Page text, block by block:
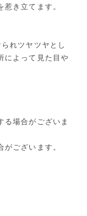
き立てます。
れツヤツヤとし
によって見た目や
る場合がございま
ございます。